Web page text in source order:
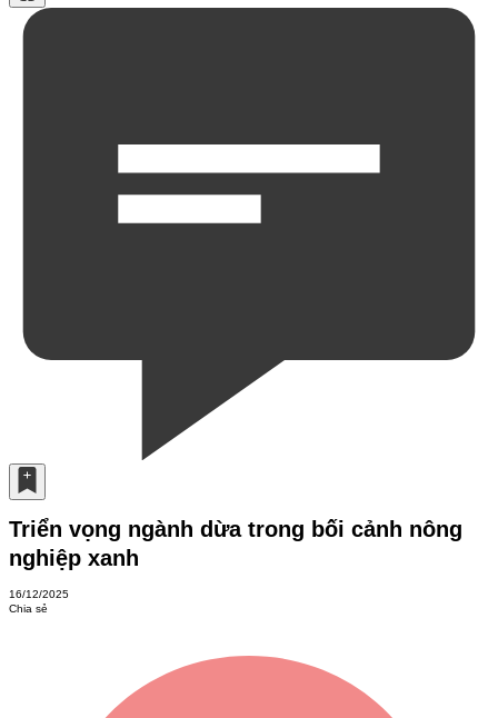
Triển vọng ngành dừa trong bối cảnh nông
nghiệp xanh
16/12/2025
Chia sẻ